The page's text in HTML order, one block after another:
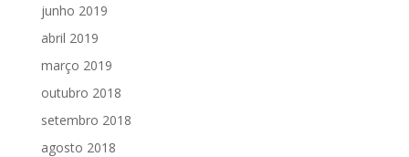
junho 2019
abril 2019
março 2019
outubro 2018
setembro 2018
agosto 2018